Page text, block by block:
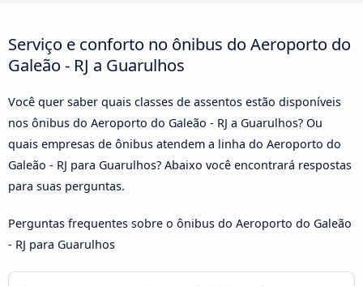
Serviço e conforto no ônibus do Aeroporto do
Galeão - RJ a Guarulhos
Você quer saber quais classes de assentos estão disponíveis
nos ônibus do Aeroporto do Galeão - RJ a Guarulhos? Ou
quais empresas de ônibus atendem a linha do Aeroporto do
Galeão - RJ para Guarulhos? Abaixo você encontrará respostas
para suas perguntas.
Perguntas frequentes sobre o ônibus do Aeroporto do Galeão
- RJ para Guarulhos